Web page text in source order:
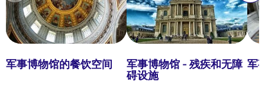
军事博物馆的餐饮空间
军事博物馆 - 残疾和无障
碍设施
军